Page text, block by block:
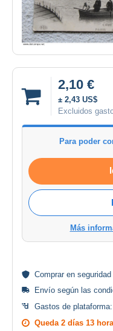
2,10 €
± 2,43 US$
Excluidos
Para poder
Más
Comprar en seguridad
Envío según las
Gastos de plataforma:
Queda 2 días 13